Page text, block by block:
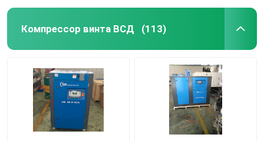
Компрессор винта ВСД (113)